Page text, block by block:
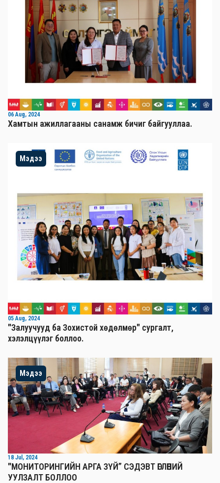
06 Aug, 2024
Хамтын ажиллагааны санамж бичиг байгууллаа.
Мэдээ
05 Aug, 2024
"Залуучууд ба Зохистой хөдөлмөр" сургалт,
хэлэлцүүлэг боллоо.
Мэдээ
18 Jul, 2024
"МОНИТОРИНГИЙН АРГА ЗҮЙ” СЭДЭВТ ӨГЛӨӨНИЙ
УУЛЗАЛТ БОЛЛОО